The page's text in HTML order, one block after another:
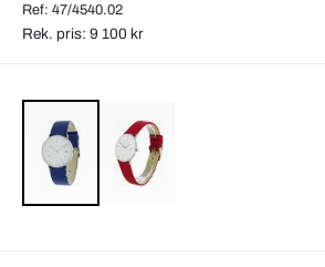
Ref: 47/4540.02
Rek. pris: 9 100 kr